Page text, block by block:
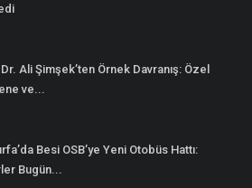
Ali Şimşek’ten Örnek Davranış: Özel
ve...
Besi OSB’ye Yeni Otobüs Hattı:
Bugün...